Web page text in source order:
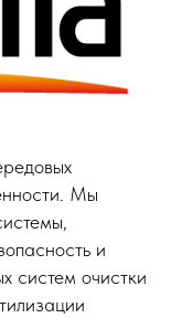
Мы
и
систем очистки